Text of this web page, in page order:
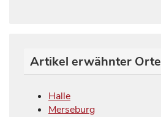
Artikel erwähnter Orte
Halle
Merseburg